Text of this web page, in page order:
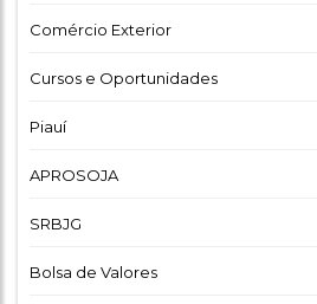
Comércio Exterior
Cursos e Oportunidades
Piauí
APROSOJA
SRBJG
Bolsa de Valores